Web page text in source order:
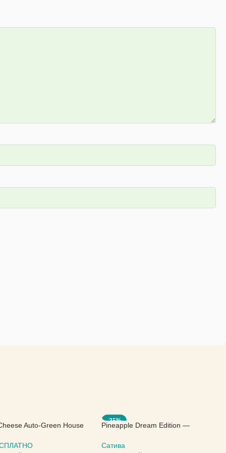
Auto-Green House
-25%
Pineapple Dream Edition —
Сатива